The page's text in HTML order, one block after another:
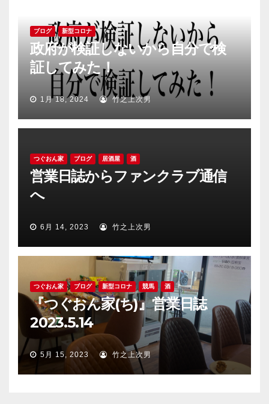
ブログ 新型コロナ
政府が検証しないから自分で検
証してみた！
1月 18, 2024 竹之上次男
つぐおん家 ブログ 居酒屋 酒
営業日誌からファンクラブ通信
へ
6月 14, 2023 竹之上次男
つぐおん家 ブログ 新型コロナ 競馬 酒
『つぐおん家(ち)』営業日誌
2023.5.14
5月 15, 2023 竹之上次男